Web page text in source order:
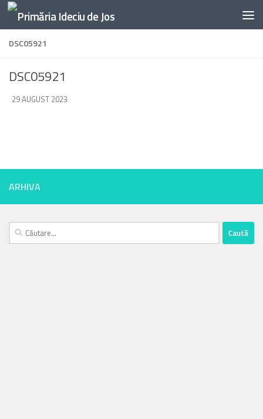
Skip to content
DSC05921
DSC05921
DE·
29 AUGUST 2023
ARHIVA
Caută
după: